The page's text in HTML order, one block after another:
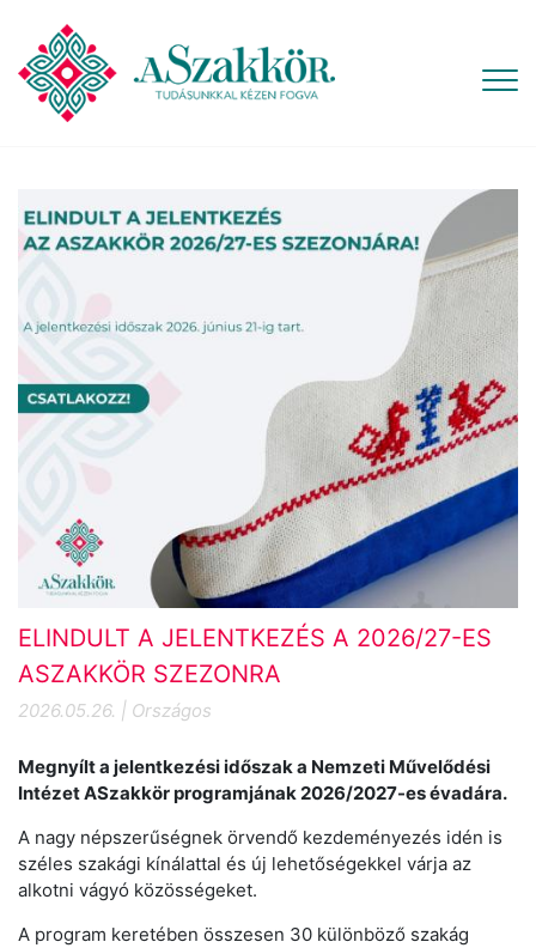
ELINDULT A JELENTKEZÉS A 2026/27-ES
ASZAKKÖR SZEZONRA
2026.05.26. | Országos
Megnyílt a jelentkezési időszak a Nemzeti Művelődési
Intézet ASzakkör programjának 2026/2027-es évadára.
A nagy népszerűségnek örvendő kezdeményezés idén is
széles szakági kínálattal és új lehetőségekkel várja az
alkotni vágyó közösségeket.
A program keretében összesen 30 különböző szakág